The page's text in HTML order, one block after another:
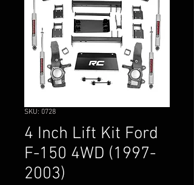
SKU: 0728
4 Inch Lift Kit Ford
F-150 4WD (1997-
2003)